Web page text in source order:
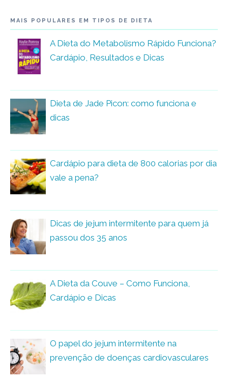
MAIS POPULARES EM TIPOS DE DIETA
A Dieta do Metabolismo Rápido Funciona?
Cardápio, Resultados e Dicas
Dieta de Jade Picon: como funciona e
dicas
Cardápio para dieta de 800 calorias por dia
vale a pena?
Dicas de jejum intermitente para quem já
passou dos 35 anos
A Dieta da Couve – Como Funciona,
Cardápio e Dicas
O papel do jejum intermitente na
prevenção de doenças cardiovasculares